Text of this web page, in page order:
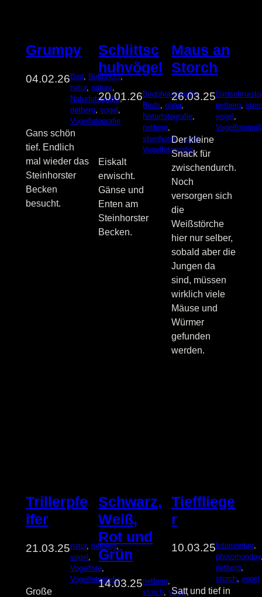
Grumpy
04.02.26Bird Birdphoto ,
natur, nature
Naturfotografie ,
rietberg, vogel
Vogelfotografie
Gans schön
tief. Endlich
mal wieder das
Steinhorster
Becken
besucht.
Schlittsc
huhvögel
20.01.26Birdphotography
Birds , natur
Naturfotografie
rietberg
steinhorst, vogel ,
Vogelfotografie
Eiskalt
erwischt.
Gänse und
Enten am
Steinhorster
Becken.
Maus an
Storch
26.03.25
rietberg ,
vogel
Der kleine
Snack für
zwischendurch.
Noch
versorgen sich
die
Weißstörche
hier nur selber,
sobald aber die
Jungen da
sind, müssen
wirklich viele
Mäuse und
Würmer
gefunden
werden.
Trillerpfe
ifer
21.03.25natur, rietberg ,
vogel
Vogelfoto
Vogelfotografie
Große
Schwarz,
Weiß,
Rot und
Grün
14.03.25rietberg
storch , vogel ,
Tieffliege
r
10.03.25fotomontag
photomonday
rietberg
storch, vogel
Satt und tief in